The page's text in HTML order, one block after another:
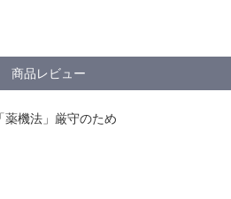
商品レビュー
機法」厳守のため